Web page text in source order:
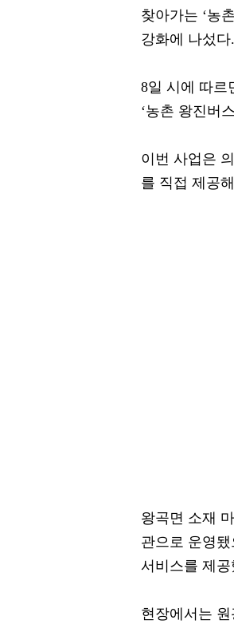
찾아가는 ‘농
강화에 나섰다.
8일 시에 따르
‘농촌 왕진버
이번 사업은
를 직접 제공
왕곡면 소재
관으로 운영
서비스를 제공
현장에서는